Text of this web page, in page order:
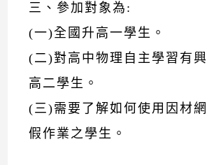
三、參加對象為:
(一)全國升高一學生。
(二)對高中物理自主學習有
高二學生。
(三)需要了解如何使用因材
假作業之學生。